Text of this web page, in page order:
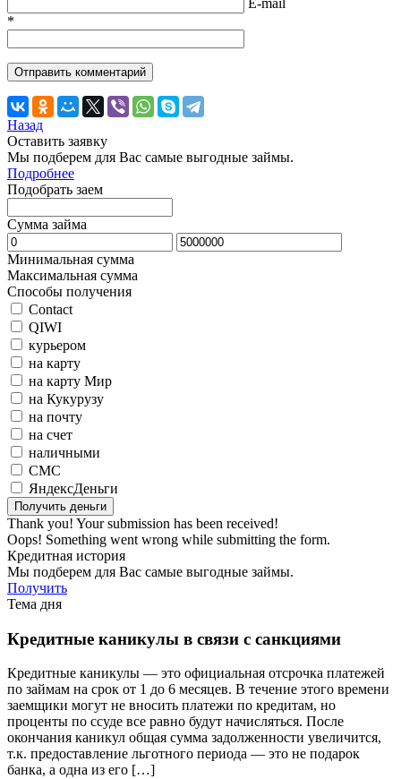
*
Назад
Оставить заявку
Мы подберем для Вас самые выгодные займы.
Подробнее
Подобрать заем
Сумма займа
Минимальная сумма
Максимальная сумма
Способы получения
Contact
QIWI
курьером
на карту
на карту Мир
на Кукурузу
на почту
на счет
наличными
СМС
ЯндексДеньги
Thank you! Your submission has been received!
Oops! Something went wrong while submitting the form.
Кредитная история
Мы подберем для Вас самые выгодные займы.
Получить
Тема дня
Кредитные каникулы в связи с санкциями
Кредитные каникулы — это официальная отсрочка платежей
по займам на срок от 1 до 6 месяцев. В течение этого времени
заемщики могут не вносить платежи по кредитам, но
проценты по ссуде все равно будут начисляться. После
окончания каникул общая сумма задолженности увеличится,
т.к. предоставление льготного периода — это не подарок
банка, а одна из его […]